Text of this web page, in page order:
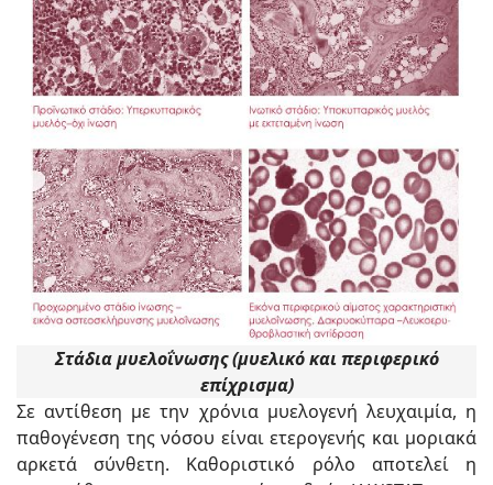
Στάδια μυελοΐνωσης (μυελικό και περιφερικό
επίχρισμα)
Σε αντίθεση με την χρόνια μυελογενή λευχαιμία, η
παθογένεση της νόσου είναι ετερογενής και μοριακά
αρκετά σύνθετη. Καθοριστικό ρόλο αποτελεί η